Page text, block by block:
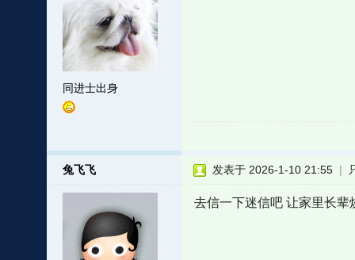
同进士出身
兔飞飞 发表于 2026-1-10 21:55 |
去信一下迷信吧 让家里长